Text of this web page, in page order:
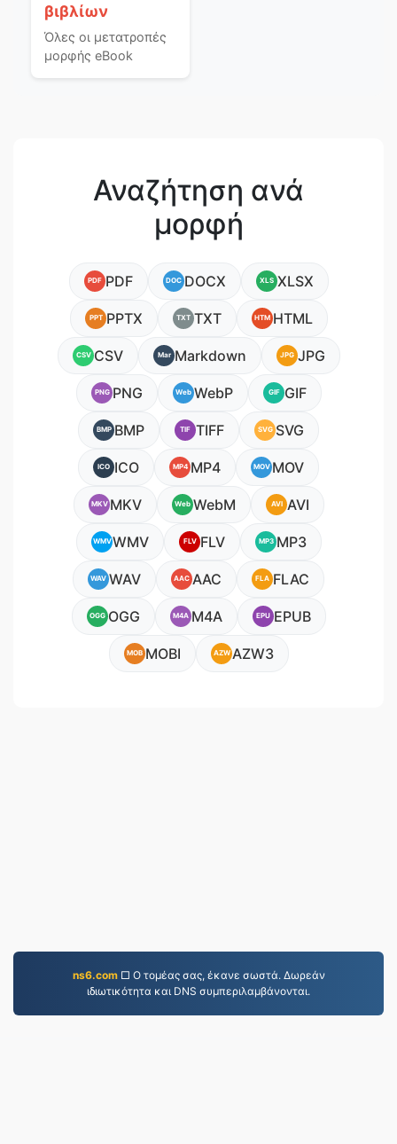
βιβλίων
Όλες οι μετατροπές
μορφής eBook
Αναζήτηση ανά
μορφή
PDF PDF DOC DOCX XLS XLSX
PPT PPTX TXT TXT HTM HTML
CSV CSV Mar Markdown JPG JPG
PNG PNG Web WebP GIF GIF
BMP BMP TIF TIFF SVG SVG
ICO ICO MP4 MP4 MOV MOV
MKV MKV Web WebM AVI AVI
WMVWMV FLV FLV MP3 MP3
WAV WAV AAC AAC FLA FLAC
OGG OGG M4A M4A EPU EPUB
MOB MOBI AZWAZW3
ns6.com□ Ο τομέας σας, έκανε σωστά. Δωρεάν
ιδιωτικότητα και DNS συμπεριλαμβάνονται.